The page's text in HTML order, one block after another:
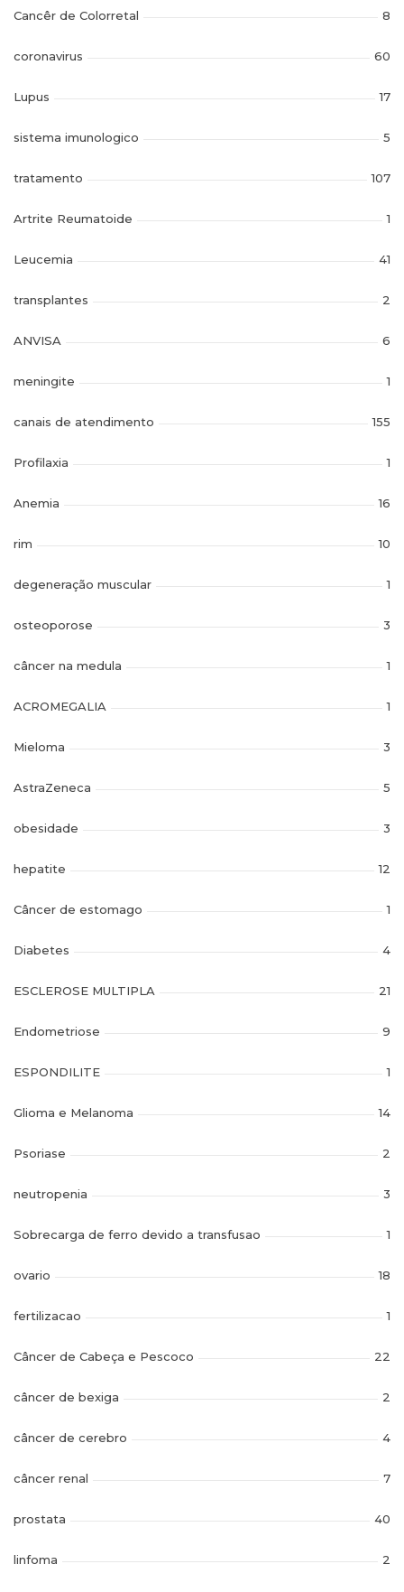
Cancêr de Colorretal 8
coronavirus 60
Lupus 17
sistema imunologico 5
tratamento 107
Artrite Reumatoide 1
Leucemia 41
transplantes 2
ANVISA 6
meningite 1
canais de atendimento 155
Profilaxia 1
Anemia 16
rim 10
degeneração muscular 1
osteoporose 3
câncer na medula 1
ACROMEGALIA 1
Mieloma 3
AstraZeneca 5
obesidade 3
hepatite 12
Câncer de estomago 1
Diabetes 4
ESCLEROSE MULTIPLA 21
Endometriose 9
ESPONDILITE 1
Glioma e Melanoma 14
Psoriase 2
neutropenia 3
Sobrecarga de ferro devido a transfusao 1
ovario 18
fertilizacao 1
Câncer de Cabeça e Pescoco 22
câncer de bexiga 2
câncer de cerebro 4
câncer renal 7
prostata 40
linfoma 2